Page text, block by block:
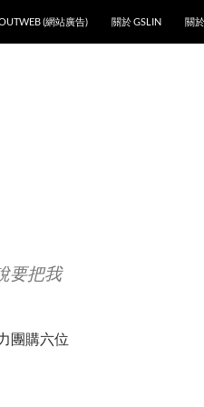
(網站廣告)
關於 GSLIN 關
要把我
團購六位